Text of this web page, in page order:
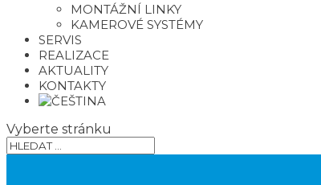
MONTÁŽNÍ LINKY
KAMEROVÉ SYSTÉMY
SERVIS
REALIZACE
AKTUALITY
KONTAKTY
Vyberte stránku